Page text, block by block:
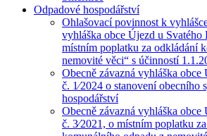
Odpadové hospodářství
Ohlašovací povinnost k
vyhláška obce Újezd u Svatého
místním poplatku za odkládání
nemovité věci“ s účinností
Obecně závazná vyhláška
č. 1⁄2024 o stanovení obecního
hospodářství
Obecně závazná vyhláška
č. 3⁄2021, o místním poplatku